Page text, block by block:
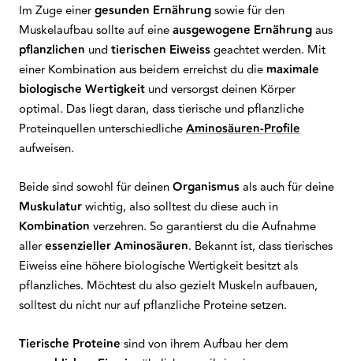
Im Zuge einergesunden Ernährungsowie für den
Muskelaufbau sollte auf eineausgewogene Ernährungaus
pflanzlichen undtierischen Eiweissgeachtet werden. Mit
einer Kombination aus beidem erreichst du die maximale
biologische Wertigkeit und versorgst deinen Körper
optimal. Das liegt daran, dass tierische und pflanzliche
Proteinquellen unterschiedlicheAminosäuren-Profile
aufweisen.
Beide sind sowohl für deinenOrganismusals auch für deine
Muskulaturwichtig, also solltest du diese auch in
Kombination verzehren. So garantierst du die Aufnahme
alleressenzieller Aminosäuren. Bekannt ist, dass tierisches
Eiweiss eine höhere biologische Wertigkeit besitzt als
pflanzliches. Möchtest du also gezielt Muskeln aufbauen,
solltest du nicht nur auf pflanzliche Proteine setzen.
Tierische Proteine sind von ihrem Aufbau her dem